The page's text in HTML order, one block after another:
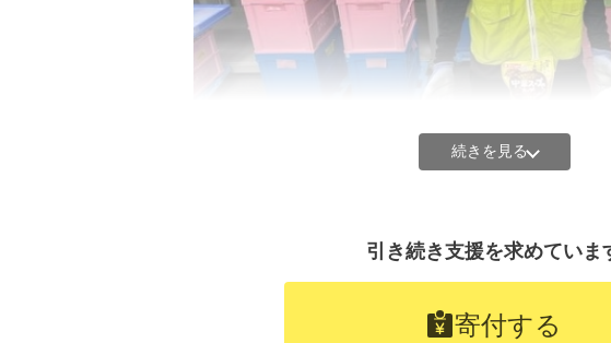
グッドネーバーズ・ジャパンが2022年に行ったアン
ん利用者の半数以上が年収200万円未満で生活を送っ
食品を受け取った利用者の方々からのメッセージを
続きを見る
引き続き支援を求めていま
寄付する